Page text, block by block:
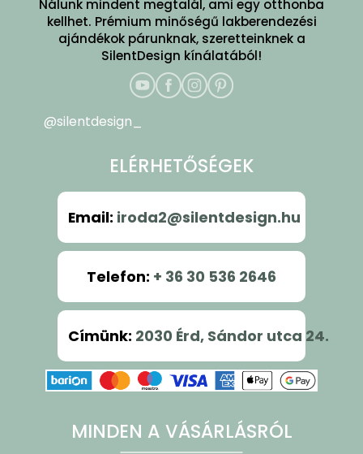
Nálunk mindent megtalál, ami egy otthonba
kellhet. Prémium minőségű lakberendezési
ajándékok párunknak, szeretteinknek a
SilentDesign kínálatából!
MINDEN A VÁSÁRLÁSRÓL
@silentdesign_
ELÉRHETŐSÉGEK
Email: iroda2@silentdesign.hu
Telefon: + 36 30 536 2646
Címünk: 2030 Érd, Sándor utca 24.